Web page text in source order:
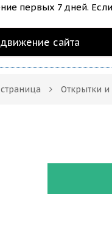
первых 7 дней.
сайта
Открытки